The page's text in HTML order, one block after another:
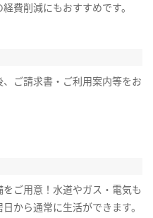
費削減にもおすすめです。
ご請求書・ご利用案内等をお
ご用意！水道やガス・電気も
から通常に生活ができます。